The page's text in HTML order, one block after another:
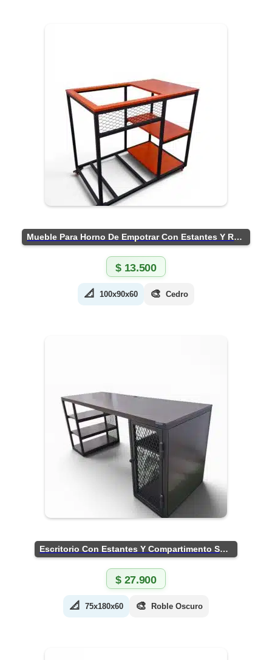
Mueble Para Horno De Empotrar Con Estantes Y Ruedas
$13.500
📐 100x90x60 🎨 Cedro
Escritorio Con Estantes Y Compartimento Seguro
$27.900
📐 75x180x60 🎨 Roble Oscuro